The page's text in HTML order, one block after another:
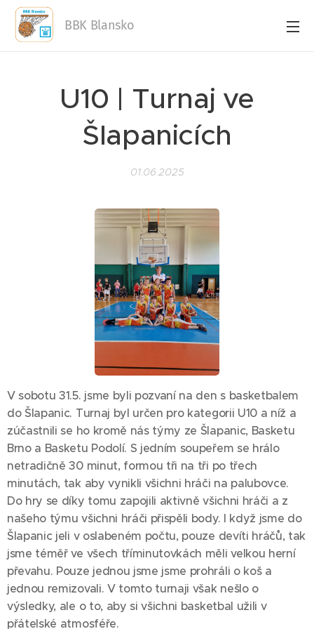
BBK Blansko
U10 | Turnaj ve
Šlapanicích
01.06.2025
V sobotu 31.5. jsme byli pozvaní na den s basketbalem
do Šlapanic. Turnaj byl určen pro kategorii U10 a níž a
zúčastnili se ho kromě nás týmy ze Šlapanic, Basketu
Brno a Basketu Podolí. S jedním soupeřem se hrálo
netradičně 30 minut, formou tři na tři po třech
minutách, tak aby vynikli všichni hráči na palubovce.
Do hry se díky tomu zapojili aktivně všichni hráči a z
našeho týmu všichni hráči přispěli body. I když jsme do
Šlapanic jeli v oslabeném počtu, pouze devíti hráčů, tak
jsme téměř ve všech tříminutovkách měli velkou herní
převahu. Pouze jednou jsme jsme prohráli o koš a
jednou remizovali. V tomto turnaji však nešlo o
výsledky, ale o to, aby si všichni basketbal užili v
přátelské atmosféře.